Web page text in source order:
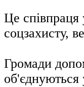
Це співпраця
соцзахисту,
Громади
об'єднуються